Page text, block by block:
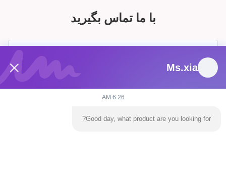
با ما تماس بگیرید
Ms.xia
6:26 AM
Good day, what product are you looking for?